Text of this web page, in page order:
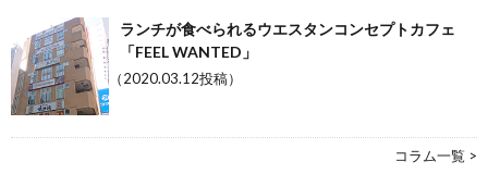
ランチが食べられるウエスタンコンセプトカフェ
「FEEL WANTED」
（2020.03.12投稿）
コラム一覧 >